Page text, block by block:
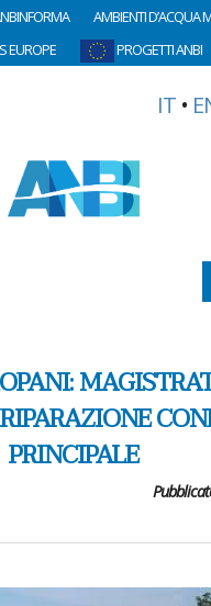
AMBIENTI D’ACQUA
EUROPE
PROGETTI ANBI
IT •
PRINCIPALE